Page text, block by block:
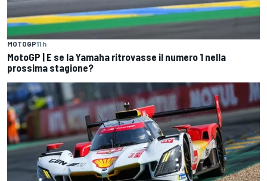
MOTOGP11 h
MotoGP | E se la Yamaha ritrovasse il numero 1 nella
prossima stagione?